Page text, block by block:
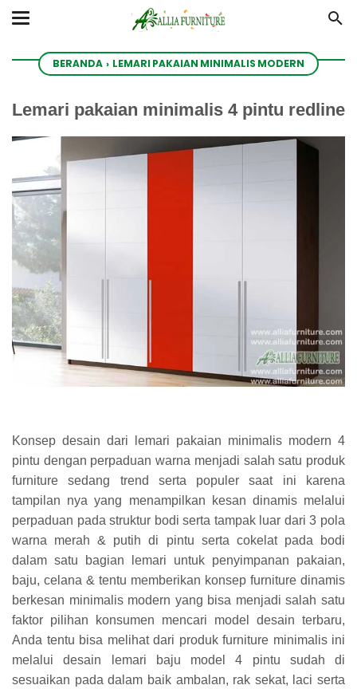
BERANDA › LEMARI PAKAIAN MINIMALIS MODERN
Lemari pakaian minimalis 4 pintu redline
Konsep desain dari lemari pakaian minimalis modern 4
pintu dengan perpaduan warna menjadi salah satu produk
furniture sedang trend serta populer saat ini karena
tampilan nya yang menampilkan kesan dinamis melalui
perpaduan pada struktur bodi serta tampak luar dari 3 pola
warna merah & putih di pintu serta cokelat pada bodi
dalam satu bagian lemari untuk penyimpanan pakaian,
baju, celana & tentu memberikan konsep furniture dinamis
berkesan minimalis modern yang bisa menjadi salah satu
faktor pilihan konsumen mencari model desain terbaru,
Anda tentu bisa melihat dari produk furniture minimalis ini
melalui desain lemari baju model 4 pintu sudah di
sesuaikan pada dalam baik ambalan, rak sekat, laci serta